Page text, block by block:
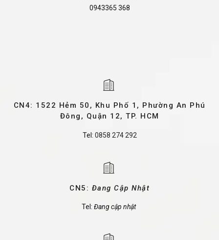
0943365 368
CN4: 1522 Hẻm 50, Khu Phố 1, Phường An Phú
Đông, Quận 12, TP. HCM
Tel: 0858 274 292
CN5: Đang Cập Nhật
Tel: Đang cập nhật